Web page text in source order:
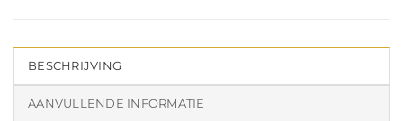
BESCHRIJVING
AANVULLENDE INFORMATIE